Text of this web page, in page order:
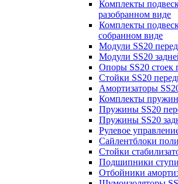
Комплекты
разобранном виде
Комплекты
собранном виде
Модули SS20
Модули SS20
Опоры SS20 стоек
Стойки SS20
Амортизаторы
Комплекты
Пружины SS20
Пружины SS20
Рулевое
Сайлентблоки
Стойки
Подшипники
Отбойники